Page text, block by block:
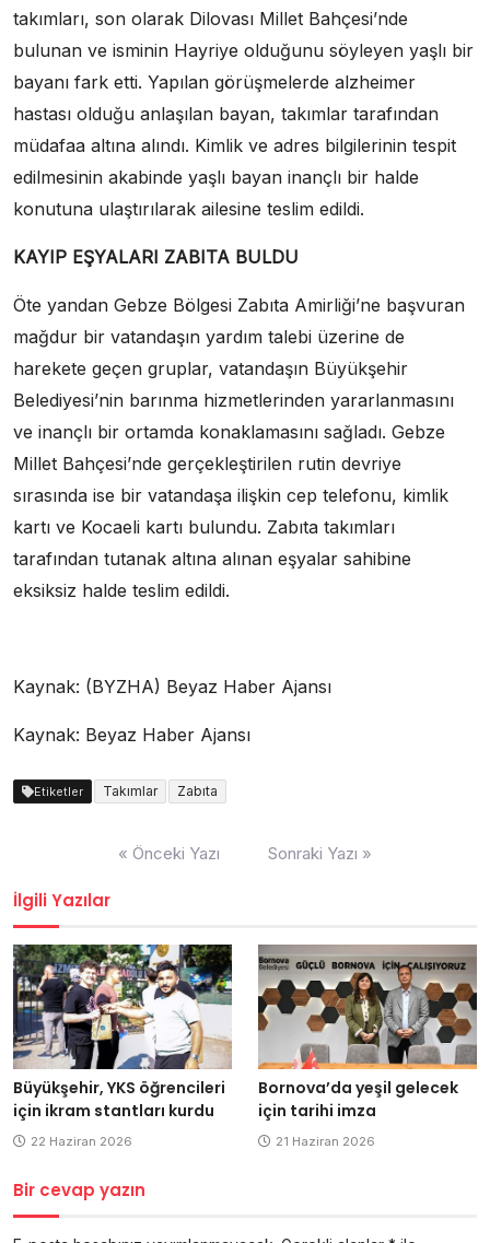
takımları, son olarak Dilovası Millet Bahçesi’nde
bulunan ve isminin Hayriye olduğunu söyleyen yaşlı bir
bayanı fark etti. Yapılan görüşmelerde alzheimer
hastası olduğu anlaşılan bayan, takımlar tarafından
müdafaa altına alındı. Kimlik ve adres bilgilerinin tespit
edilmesinin akabinde yaşlı bayan inançlı bir halde
konutuna ulaştırılarak ailesine teslim edildi.
KAYIP EŞYALARI ZABITA BULDU
Öte yandan Gebze Bölgesi Zabıta Amirliği’ne başvuran
mağdur bir vatandaşın yardım talebi üzerine de
harekete geçen gruplar, vatandaşın Büyükşehir
Belediyesi’nin barınma hizmetlerinden yararlanmasını
ve inançlı bir ortamda konaklamasını sağladı. Gebze
Millet Bahçesi’nde gerçekleştirilen rutin devriye
sırasında ise bir vatandaşa ilişkin cep telefonu, kimlik
kartı ve Kocaeli kartı bulundu. Zabıta takımları
tarafından tutanak altına alınan eşyalar sahibine
eksiksiz halde teslim edildi.
Kaynak: (BYZHA) Beyaz Haber Ajansı
Kaynak: Beyaz Haber Ajansı
Etiketler Takımlar Zabıta
« Önceki Yazı Sonraki Yazı »
İlgili Yazılar
Büyükşehir, YKS öğrencileri
için ikram stantları kurdu
22 Haziran 2026
Bornova’da yeşil gelecek
için tarihi imza
21 Haziran 2026
Bir cevap yazın